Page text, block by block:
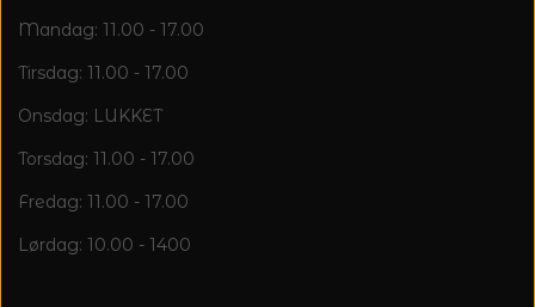
Mandag: 11.00 - 17.00
Tirsdag: 11.00 - 17.00
Onsdag: LUKKET
Torsdag: 11.00 - 17.00
Fredag: 11.00 - 17.00
Lørdag: 10.00 - 1400